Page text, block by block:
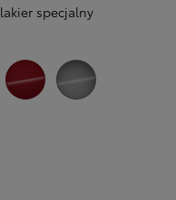
lakier specjalny